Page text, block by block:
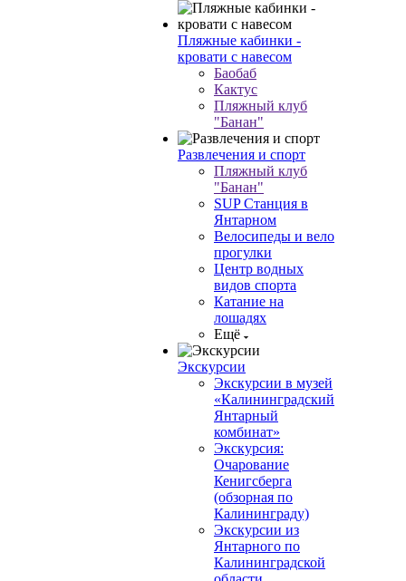
Пляжные кабинки -
кровати с навесом
Баобаб
Кактус
Пляжный клуб
"Банан"
Развлечения и спорт
Пляжный клуб
"Банан"
SUP Станция в
Янтарном
Велосипеды и вело
прогулки
Центр водных
видов спорта
Катание на
лошадях
Ещё
Экскурсии
Экскурсии в музей
«Калининградский
Янтарный
комбинат»
Экскурсия:
Очарование
Кенигсберга
(обзорная по
Калининграду)
Экскурсии из
Янтарного по
Калининградской